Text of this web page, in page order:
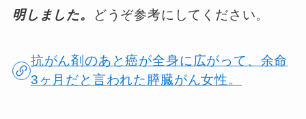
明しました。
どうぞ参考にしてください。
抗がん剤のあと癌が全身に広がって、余命
3ヶ月だと言われた膵臓がん女性。